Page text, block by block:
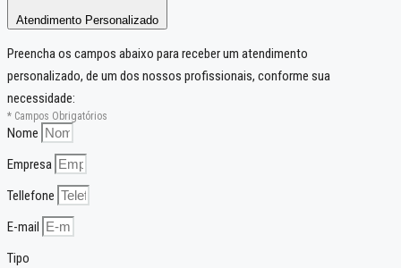
Atendimento Personalizado
Preencha os campos abaixo para receber um atendimento
personalizado, de um dos nossos profissionais, conforme sua
necessidade:
* Campos Obrigatórios
Nome
Empresa
Tellefone
E-mail
Tipo